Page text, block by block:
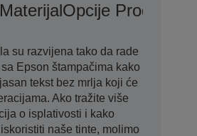
Opcije
su razvijena tako da rade
Epson štampačima kako
tekst bez mrlja koji će
Ako tražite više
o isplativosti i kako
naše tinte, molimo